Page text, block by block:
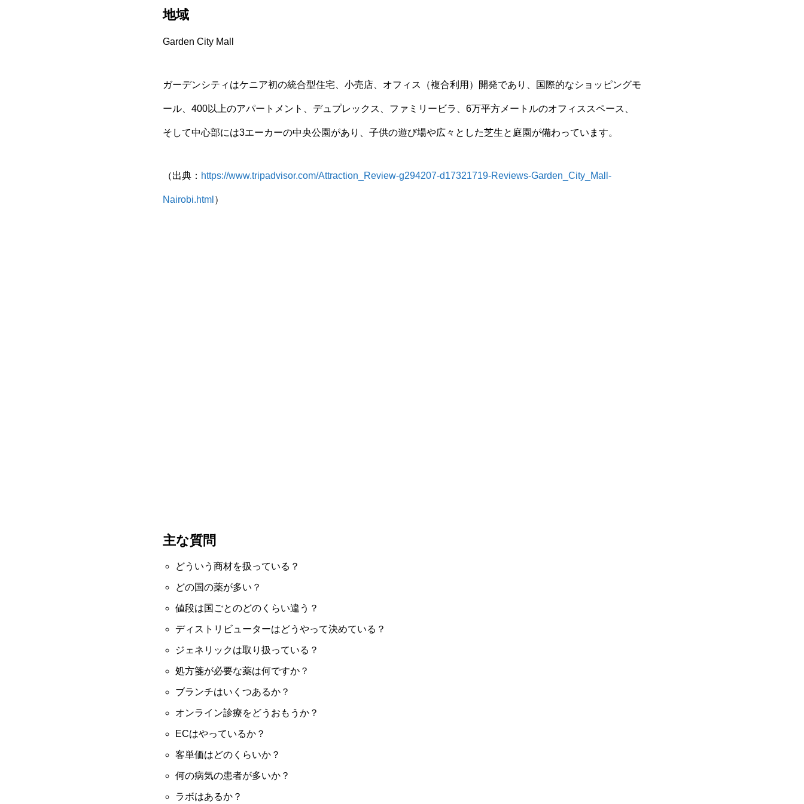
地域
Garden City Mall
ガーデンシティはケニア初の統合型住宅、小売店、オフィス（複合利用）開発であり、国際的なショッピングモ
ール、400以上のアパートメント、デュプレックス、ファミリービラ、6万平方メートルのオフィススペース、
そして中心部には3エーカーの中央公園があり、子供の遊び場や広々とした芝生と庭園が備わっています。
（出典： https://www.tripadvisor.com/Attraction_Review-g294207-d17321719-Reviews-Garden_City_Mall-
Nairobi.html ）
主な質問
どういう商材を扱っている？
どの国の薬が多い？
値段は国ごとのどのくらい違う？
ディストリビューターはどうやって決めている？
ジェネリックは取り扱っている？
処方箋が必要な薬は何ですか？
ブランチはいくつあるか？
オンライン診療をどうおもうか？
ECはやっているか？
客単価はどのくらいか？
何の病気の患者が多いか？
ラボはあるか？